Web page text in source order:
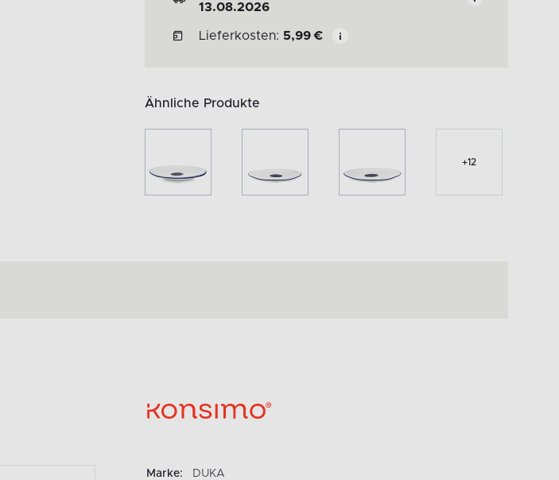
13.08.2026
Lieferkosten: 5,99 €
Ähnliche Produkte
+12
Marke:
DUKA